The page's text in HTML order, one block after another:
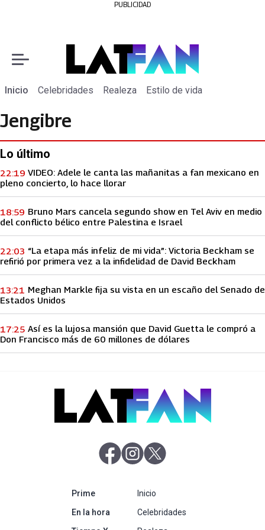
PUBLICIDAD
Inicio Celebridades Realeza Estilo de vida
Jengibre
Lo último
VIDEO: Adele le canta las mañanitas a fan mexicano en
pleno concierto, lo hace llorar
22:19
Bruno Mars cancela segundo show en Tel Aviv en medio
del conflicto bélico entre Palestina e Israel
18:59
“La etapa más infeliz de mi vida”: Victoria Beckham se
refirió por primera vez a la infidelidad de David Beckham
22:03
Meghan Markle fija su vista en un escaño del Senado de
Estados Unidos
13:21
Así es la lujosa mansión que David Guetta le compró a
Don Francisco más de 60 millones de dólares
17:25
abre en nueva pestaña
abre en nueva pestaña
Primeabre en nueva pestaña
En la hora abre en nueva pestaña
Inicio
Celebridades